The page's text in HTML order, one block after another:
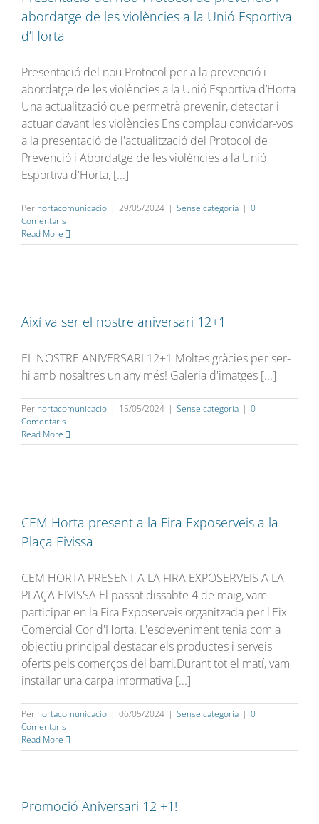
abordatge de les violències a la Unió Esportiva
d’Horta
Presentació del nou Protocol per a la prevenció i
abordatge de les violències a la Unió Esportiva d’Horta
Una actualització que permetrà prevenir, detectar i
actuar davant les violències Ens complau convidar-vos
a la presentació de l'actualització del Protocol de
Prevenció i Abordatge de les violències a la Unió
Esportiva d'Horta, [...]
Per hortacomunicacio | 29/05/2024 | Sense categoria | 0
Comentaris
Read More
Així va ser el nostre aniversari 12+1
EL NOSTRE ANIVERSARI 12+1 Moltes gràcies per ser-
hi amb nosaltres un any més! Galeria d'imatges [...]
Per hortacomunicacio | 15/05/2024 | Sense categoria | 0
Comentaris
Read More
CEM Horta present a la Fira Exposerveis a la
Plaça Eivissa
CEM HORTA PRESENT A LA FIRA EXPOSERVEIS A LA
PLAÇA EIVISSA El passat dissabte 4 de maig, vam
participar en la Fira Exposerveis organitzada per l'Eix
Comercial Cor d'Horta. L'esdeveniment tenia com a
objectiu principal destacar els productes i serveis
oferts pels comerços del barri.Durant tot el matí, vam
instal·lar una carpa informativa [...]
Per hortacomunicacio | 06/05/2024 | Sense categoria | 0
Comentaris
Read More
Promoció Aniversari 12 +1!